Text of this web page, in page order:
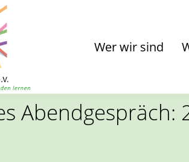
Wer wir sind
Abendgespräch: